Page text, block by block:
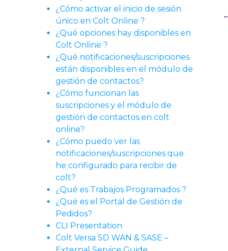
¿Cómo activar el inicio de sesión
único en Colt Online ?
¿Qué opciones hay disponibles en
Colt Online ?
¿Qué notificaciones/suscripciones
están disponibles en el módulo de
gestión de contactos?
¿Cómo funcionan las
suscripciones y el módulo de
gestión de contactos en colt
online?
¿Cómo puedo ver las
notificaciones/suscripciones que
he configurado para recibir de
colt?
¿Qué es Trabajos Programados ?
¿Qué es el Portal de Gestión de
Pedidos?
CLI Presentation
Colt Versa SD WAN & SASE –